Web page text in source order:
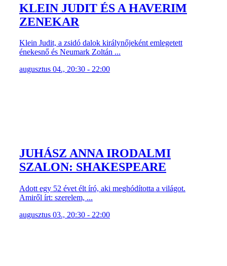
KLEIN JUDIT ÉS A HAVERIM
ZENEKAR
Klein Judit, a zsidó dalok királynőjeként emlegetett
énekesnő és Neumark Zoltán ...
augusztus 04., 20:30 - 22:00
JUHÁSZ ANNA IRODALMI
SZALON: SHAKESPEARE
Adott egy 52 évet élt író, aki meghódította a világot.
Amiről írt: szerelem, ...
augusztus 03., 20:30 - 22:00